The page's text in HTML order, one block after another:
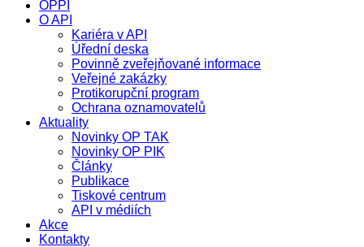
OPPI
O API
Kariéra v API
Úřední deska
Povinně zveřejňované informace
Veřejné zakázky
Protikorupční program
Ochrana oznamovatelů
Aktuality
Novinky OP TAK
Novinky OP PIK
Články
Publikace
Tiskové centrum
API v médiích
Akce
Kontakty